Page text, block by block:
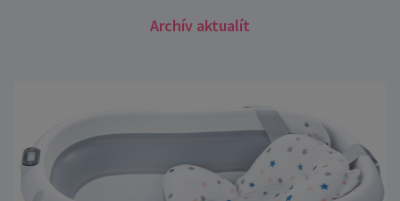
Archív aktualít